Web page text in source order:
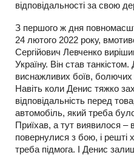
відповідальності за свою
З першого ж дня
24 лютого 2022 року,
Сергійович Левченко
Україну. Він став
виснажливих боїв, болючих
Навіть коли Денис тяжко
відповідальність перед
автомобіль, який треба
Приїхав, а тут виявилося –
повернулися з бою, і решті
треба підмога. І Денис